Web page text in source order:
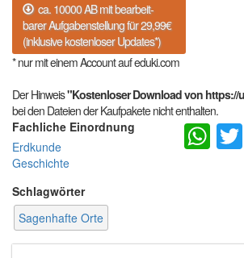
ca. 10000 AB mit bearbeit-
barer Aufgabenstellung für 29,99€
(inklusive kostenloser Updates*)
* nur mit einem Account auf eduki.com
Der Hinweis"Kostenloser Download von https://
bei den Dateien der Kaufpakete nicht enthalten.
Fachliche Einordnung
Erdkunde
Geschichte
Schlagwörter
Sagenhafte Orte